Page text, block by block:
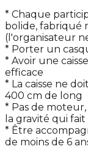
* Chaque
bolide, fabriqué
(l'organisateur
* Porter un
* Avoir une
efficace
* La caisse ne
400 cm de long
* Pas de moteur,
la gravité qui
* Être
de moins de 6